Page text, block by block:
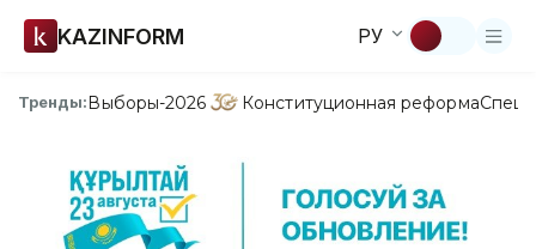
KAZINFORM РУ
Тренды:Выборы-2026 Конституционная реформа